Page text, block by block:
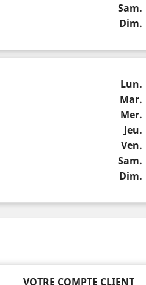
Sam.
Dim.
Lun.
Mar.
Mer.
Jeu.
Ven.
Sam.
Dim.
VOTRE COMPTE CLIENT